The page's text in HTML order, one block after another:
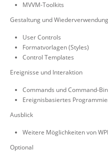
MVVM-Toolkits
Gestaltung und Wiederverwendung
User Controls
Formatvorlagen (Styles)
Control Templates
Ereignisse und Interaktion
Commands und Command-
Ereignisbasiertes
Ausblick
Weitere Möglichkeiten von
Optional